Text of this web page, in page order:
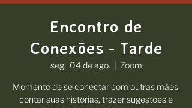
Encontro de
Conexões - Tarde
seg., 04 de ago. Zoom
Momento de se conectar com outras mães,
contar suas histórias, trazer sugestões e